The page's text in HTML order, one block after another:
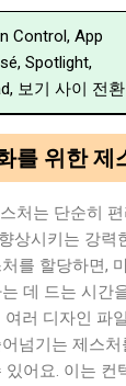
Control, App
Spotlight,
보기 사이 전환
를 위한 제
처는 단순히
상시키는 강력
를 할당하면,
데 드는 시간
러 디자인 파
넘기는 제스
어요. 이는 컨